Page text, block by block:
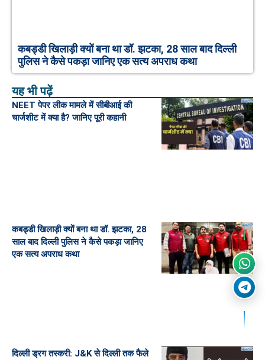
कबड्डी खिलाड़ी क्यों बना था डॉ. झटका, 28 साल बाद दिल्ली
पुलिस ने कैसे पकड़ा जानिए एक सत्य अपराध कथा
यह भी पढ़ें
NEET पेपर लीक मामले में सीबीआई की
चार्जशीट में क्या है? जानिए पूरी कहानी
कबड्डी खिलाड़ी क्यों बना था डॉ. झटका, 28
साल बाद दिल्ली पुलिस ने कैसे पकड़ा जानिए
एक सत्य अपराध कथा
दिल्ली ड्रग तस्करी: J&K से दिल्ली तक फैले